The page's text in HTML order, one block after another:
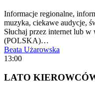
Informacje regionalne,
muzyka, ciekawe audycje,
Słuchaj przez internet lub
(POLSKA)…
Beata Użarowska
13:00
LATO